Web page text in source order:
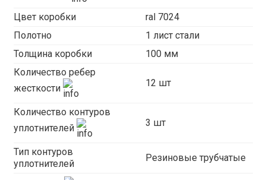
Цвет коробки
ral 7024
Полотно
1 лист стали
Толщина коробки
100 мм
Количество ребер
жесткости
12 шт
Количество контуров
уплотнителей
3 шт
Тип контуров
уплотнителей
Резиновые трубчатые